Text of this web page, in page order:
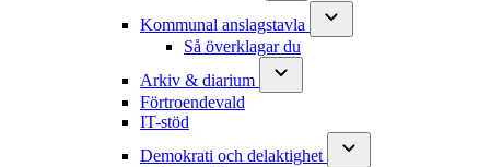
Kommunal anslagstavla
Så överklagar du
Arkiv & diarium
Förtroendevald
IT-stöd
Demokrati och delaktighet